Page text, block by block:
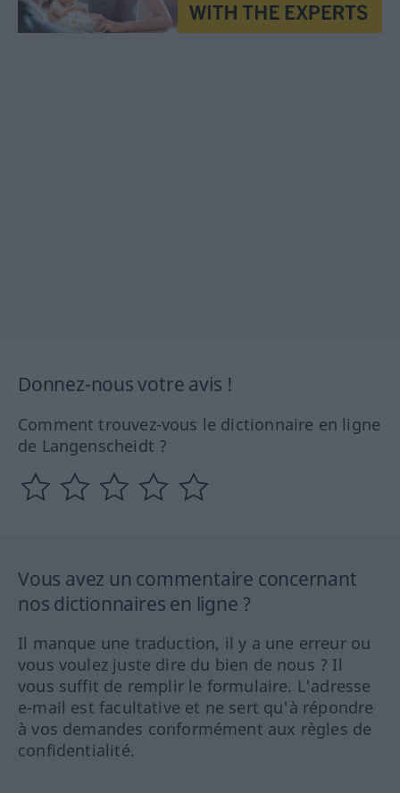
Donnez-nous votre avis !
Comment trouvez-vous le dictionnaire en ligne
de Langenscheidt ?
Vous avez un commentaire concernant
nos dictionnaires en ligne ?
Il manque une traduction, il y a une erreur ou
vous voulez juste dire du bien de nous ? Il
vous suffit de remplir le formulaire. L'adresse
e-mail est facultative et ne sert qu'à répondre
à vos demandes conformément aux règles de
confidentialité.